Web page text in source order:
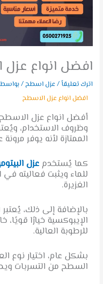
افضل انواع
اترك تعليقاً/عزل اسطح/
افضل انواع عزل الاسطح
أفضل انواع عزل
وظروف الاستخدام،
الممتازة لأنه يوفر
كما يُستخدمعزل
للماء ويثبت فعاليته
الغزيرة.
بالإضافة إلى ذلك،
الإيبوكسية خيارًا
للرطوبة العالية.
بشكل عام، اختيار نوع
السطح من التسربات